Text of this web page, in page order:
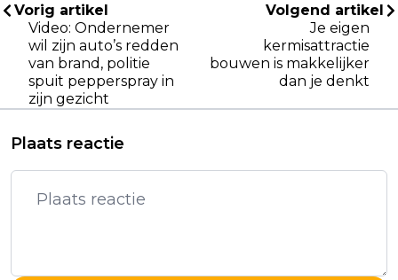
Vorig artikel
Video: Ondernemer
wil zijn auto’s redden
van brand, politie
spuit pepperspray in
zijn gezicht
Volgend artikel
Je eigen
kermisattractie
bouwen is makkelijker
dan je denkt
Plaats reactie